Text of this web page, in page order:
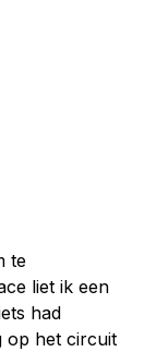
te
liet ik een
had
op het circuit